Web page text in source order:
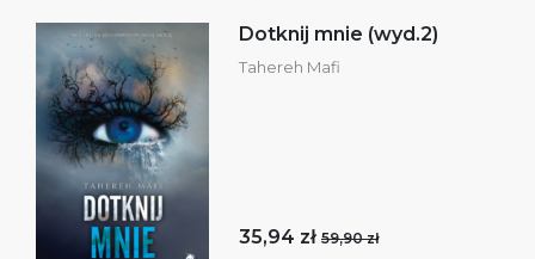
Dotknij mnie (wyd.2)
Tahereh Mafi
35,94 zł 59,90 zł